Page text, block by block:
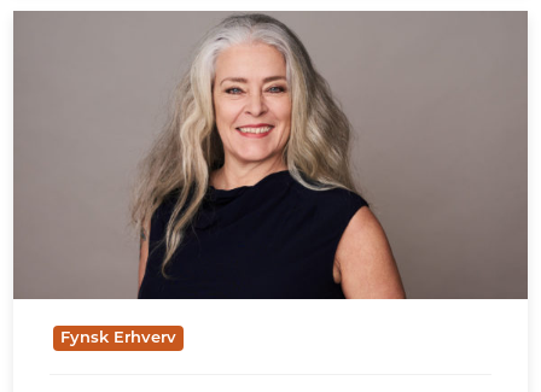
Fynsk Erhverv